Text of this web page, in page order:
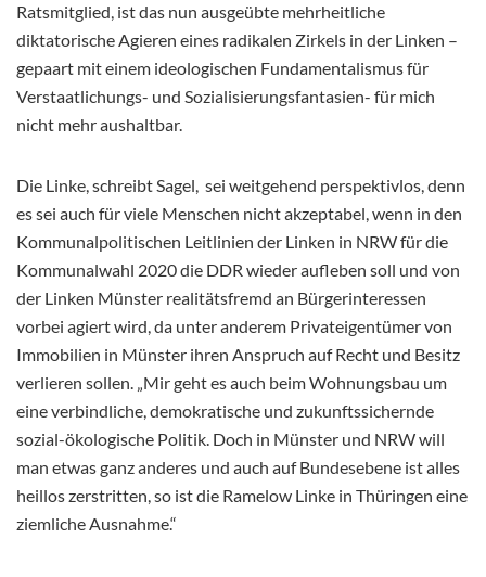
Ratsmitglied, ist das nun ausgeübte mehrheitliche
diktatorische Agieren eines radikalen Zirkels in der Linken –
gepaart mit einem ideologischen Fundamentalismus für
Verstaatlichungs- und Sozialisierungsfantasien- für mich
nicht mehr aushaltbar.
Die Linke, schreibt Sagel, sei weitgehend perspektivlos, denn
es sei auch für viele Menschen nicht akzeptabel, wenn in den
Kommunalpolitischen Leitlinien der Linken in NRW für die
Kommunalwahl 2020 die DDR wieder aufleben soll und von
der Linken Münster realitätsfremd an Bürgerinteressen
vorbei agiert wird, da unter anderem Privateigentümer von
Immobilien in Münster ihren Anspruch auf Recht und Besitz
verlieren sollen. „Mir geht es auch beim Wohnungsbau um
eine verbindliche, demokratische und zukunftssichernde
sozial-ökologische Politik. Doch in Münster und NRW will
man etwas ganz anderes und auch auf Bundesebene ist alles
heillos zerstritten, so ist die Ramelow Linke in Thüringen eine
ziemliche Ausnahme.“